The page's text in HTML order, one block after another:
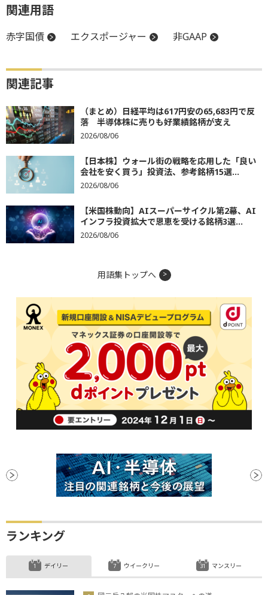
関連用語
赤字国債 エクスポージャー 非GAAP
関連記事
（まとめ）日経平均は617円安の65,683円で反
落 半導体株に売りも好業績銘柄が支え
2026/08/06
【日本株】ウォール街の戦略を応用した「良い
会社を安く買う」投資法、参考銘柄15選...
2026/08/06
【米国株動向】AIスーパーサイクル第2幕、AI
インフラ投資拡大で恩恵を受ける銘柄3選...
2026/08/06
用語集トップへ
ランキング
デイリー ウイークリー マンスリー